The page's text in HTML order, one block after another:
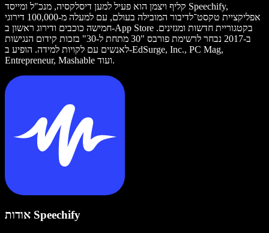
קליף ויצמן הוא פעיל למען דיסלקסיה, מנכ"ל ומייסד Speechify,
אפליקציית טקסט־לדיבור המובילה בעולם, עם למעלה מ-100,000 דירוגי
חמישה כוכבים ודירוג ראשון ב-App Store בקטגוריית חדשות ומגזינים.
ב-2017 נבחר לרשימת פורבס "30 מתחת ל-30" בזכות קידום הנגישות
לאנשים עם לקויות למידה. הופיע ב-EdSurge, Inc., PC Mag,
Entrepreneur, Mashable ועוד.
אודות Speechify